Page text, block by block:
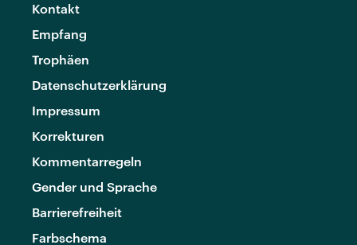
Kontakt
Empfang
Trophäen
Datenschutzerklärung
Impressum
Korrekturen
Kommentarregeln
Gender und Sprache
Barrierefreiheit
Farbschema